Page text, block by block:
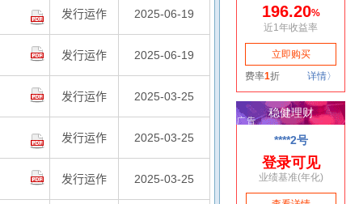
发行运作 2025-06-19
发行运作 2025-06-19
发行运作 2025-03-25
发行运作 2025-03-25
发行运作 2025-03-25